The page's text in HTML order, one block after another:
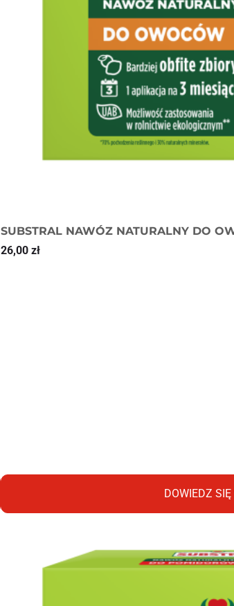
SUBSTRAL NAWÓZ NATURALNY DO
26,00 zł
DOWIEDZ SIĘ